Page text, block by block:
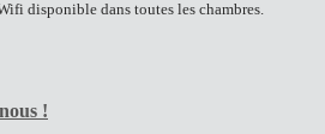
disponible dans toutes les chambres.
!